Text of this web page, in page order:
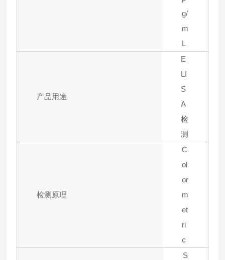
g/
m
L
产品用途
E
LI
S
A
检
测
检测原理
C
ol
or
m
et
ri
c
S